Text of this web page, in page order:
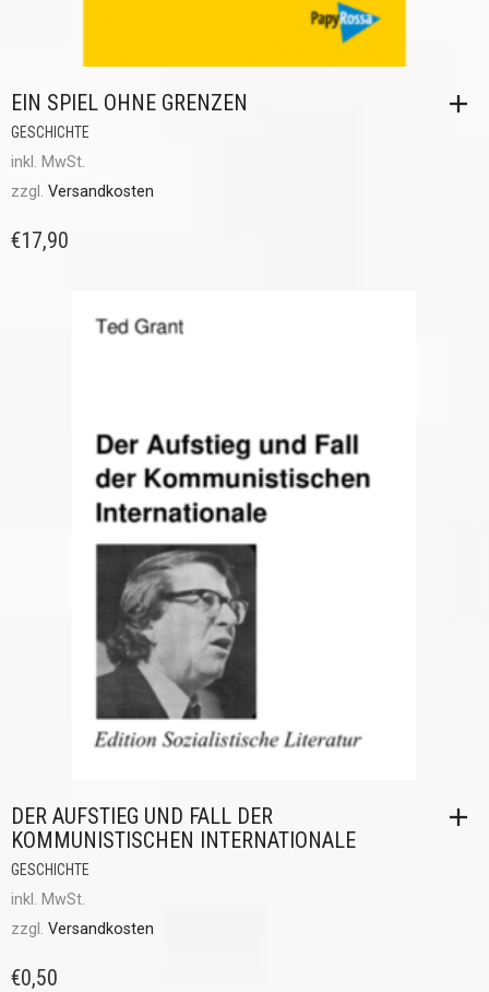
EIN SPIEL OHNE GRENZEN
GESCHICHTE
inkl. MwSt.
zzgl. Versandkosten
€17,90
DER AUFSTIEG UND FALL DER
KOMMUNISTISCHEN INTERNATIONALE
GESCHICHTE
inkl. MwSt.
zzgl. Versandkosten
€0,50